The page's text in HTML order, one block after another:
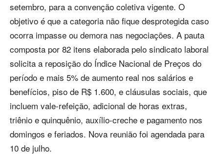
setembro, para a convenção coletiva vigente. O
objetivo é que a categoria não fique desprotegida caso
ocorra impasse ou demora nas negociações. A pauta
composta por 82 itens elaborada pelo sindicato laboral
solicita a reposição do Índice Nacional de Preços do
período e mais 5% de aumento real nos salários e
benefícios, piso de R$ 1.600, e cláusulas sociais, que
incluem vale-refeição, adicional de horas extras,
triênio e quinquênio, auxílio-creche e pagamento nos
domingos e feriados. Nova reunião foi agendada para
10 de julho.